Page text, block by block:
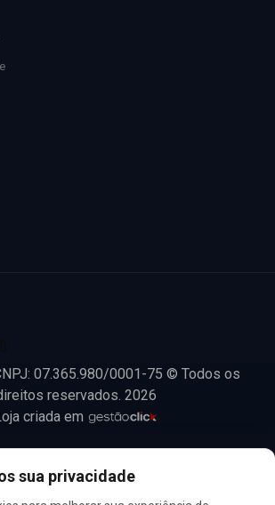
07.365.980/0001-75 © Todos os
reservados. 2026
criada em
sua privacidade